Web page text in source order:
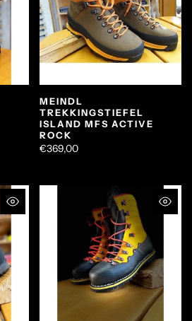
MEINDL
TREKKINGSTIEFEL
ISLAND MFS ACTIVE
ROCK
€369,00